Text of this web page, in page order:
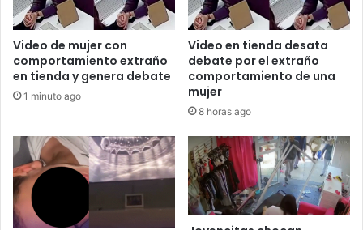
Video de mujer con
comportamiento extraño
en tienda y genera debate
1 minuto ago
Video en tienda desata
debate por el extraño
comportamiento de una
mujer
8 horas ago